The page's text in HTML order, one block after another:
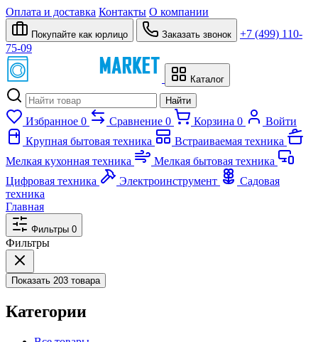
Оплата и доставка Контакты О компании
Покупайте как юрлицо Заказать звонок
+7 (499) 110-
75-09
Каталог
Найти
Избранное 0 Сравнение 0 Корзина 0
Войти
Крупная бытовая техника
Встраиваемая техника
Мелкая кухонная техника
Мелкая бытовая техника
Цифровая техника
Электроинструмент
Садовая
техника
Главная
Фильтры 0
Фильтры
Показать 203 товара
Категории